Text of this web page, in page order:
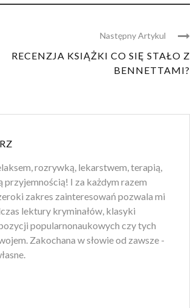
Następny Artykul
RECENZJA KSIĄŻKI CO SIĘ STAŁO Z
BENNETTAMI?
rozrywką, lekarstwem, terapią,
przyjemnością! I za każdym razem
zakres zainteresowań pozwala mi
lektury kryminałów, klasyki
popularnonaukowych czy tych
Zakochana w słowie od zawsze -